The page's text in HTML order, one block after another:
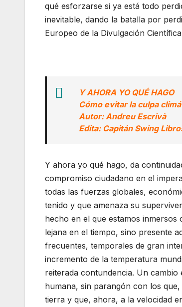
qué esforzarse si ya está todo
inevitable, dando la batalla por
Europeo de la Divulgación
Y AHORA YO QUÉ HAGO
Cómo evitar la culpa
Autor: Andreu Escrivà
Edita: Capitán Swing
Y ahora yo qué hago, da
compromiso ciudadano en el
todas las fuerzas globales,
tenido y que amenaza su
hecho en el que estamos
lejana en el tiempo, sino presente
frecuentes, temporales de gran
incremento de la temperatura
reiterada contundencia. Un
humana, sin parangón con los
tierra y que, ahora, a la velocidad